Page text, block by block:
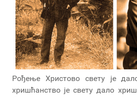
Рођење Христово свету је
хришћанство је свету дало